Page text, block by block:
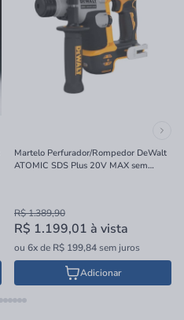
Martelo Perfurador/Rompedor DeWalt
ATOMIC SDS Plus 20V MAX sem
R$ 1.389,90
R$ 1.199,01 à vista
ou 6xde R$ 199,84sem juros
Adicionar